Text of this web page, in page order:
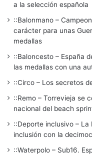
a la selección española
::Balonmano –
carácter para unas
medallas
::Baloncesto – España
las medallas con una
::Circo – Los secretos
::Remo – Torrevieja se
nacional del beach
::Deporte inclusivo –
inclusión con la
::Waterpolo – Sub16.